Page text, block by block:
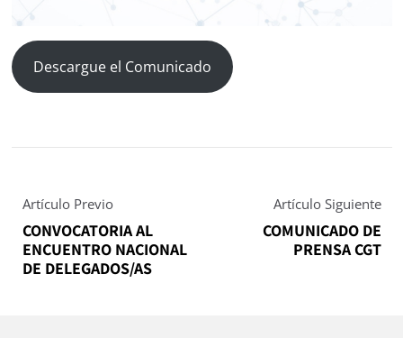
Descargue el Comunicado
Artículo Previo
CONVOCATORIA AL
ENCUENTRO NACIONAL
DE DELEGADOS/AS
Artículo Siguiente
COMUNICADO DE
PRENSA CGT